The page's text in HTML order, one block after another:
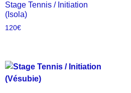
Stage Tennis / Initiation
(Isola)
120€